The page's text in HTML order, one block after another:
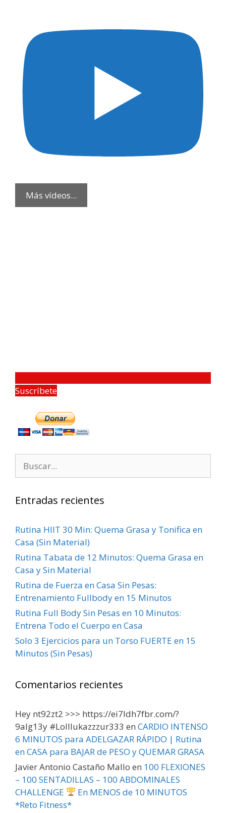
Más vídeos...
Suscríbete
Entradas recientes
Rutina HIIT 30 Min: Quema Grasa y Tonifica en
Casa (Sin Material)
Rutina Tabata de 12 Minutos: Quema Grasa en
Casa y Sin Material
Rutina de Fuerza en Casa Sin Pesas:
Entrenamiento Fullbody en 15 Minutos
Rutina Full Body Sin Pesas en 10 Minutos:
Entrena Todo el Cuerpo en Casa
Solo 3 Ejercicios para un Torso FUERTE en 15
Minutos (Sin Pesas)
Comentarios recientes
Hey nt92zt2 >>> https://ei7ldh7fbr.com/?
9alg13y #Lolllukazzzur333 en CARDIO INTENSO
6 MINUTOS para ADELGAZAR RÁPIDO | Rutina
en CASA para BAJAR de PESO y QUEMAR GRASA
Javier Antonio Castaño Mallo en 100 FLEXIONES
– 100 SENTADILLAS – 100 ABDOMINALES
CHALLENGE
En MENOS de 10 MINUTOS
*Reto Fitness*